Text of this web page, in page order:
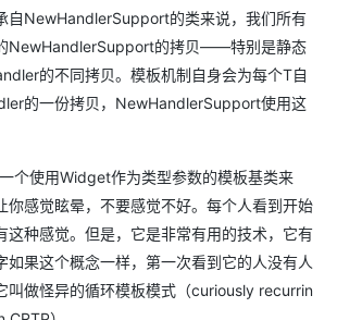
自NewHandlerSupport的类来说，我们所有
NewHandlerSupport的拷贝——特别是静态
的不同拷贝。模板机制自身会为每个T自
的一份拷贝，NewHandlerSupport使用这
个使用Widget作为类型参数的模板基类来
你感觉眩晕，不要感觉不好。每个人看到开始
这种感觉。但是，它是非常有用的技术，它有
如果这个概念一样，第一次看到它的人没有人
叫做怪异的循环模板模式（curiously recurrin